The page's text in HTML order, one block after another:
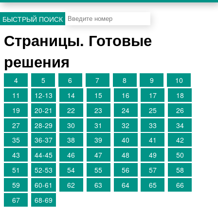
БЫСТРЫЙ ПОИСК
Страницы. Готовые
решения
4 5 6 7 8 9
10
11
12-13 14 15 16 17
18
19
20-21 22 23 24 25
26
27
28-29 30 31 32 33
34
35
36-37 38 39 40 41
42
43
44-45 46 47 48 49
50
51
52-53 54 55 56 57
58
59
60-61 62 63 64 65
66
67
68-69